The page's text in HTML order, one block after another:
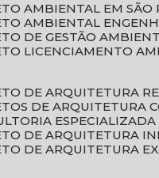
AMBIENTAL EM SÃO
AMBIENTAL
DE GESTÃO
LICENCIAMENTO
DE ARQUITETURA
DE ARQUITETURA
DE ARQUITETURA
DE ARQUITETURA